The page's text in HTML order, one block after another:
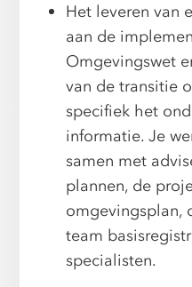
Het leveren van
aan de
Omgevingswet
van de transitie
specifiek het
informatie. Je
samen met
plannen, de
omgevingsplan,
team
specialisten.